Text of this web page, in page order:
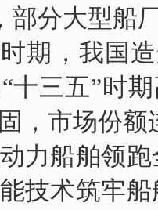
部分大型船
，我国造
十三五”时
，市场份
船舶领跑
技术筑牢